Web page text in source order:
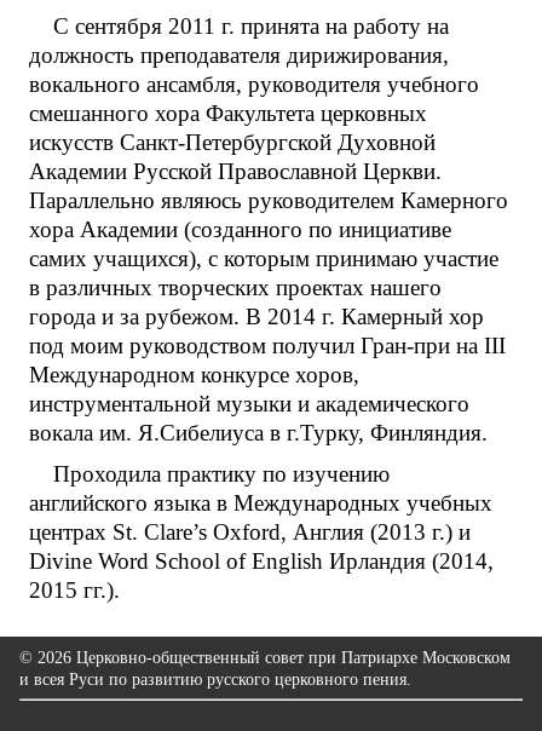
С сентября 2011 г. принята на работу на
должность преподавателя дирижирования,
вокального ансамбля, руководителя учебного
смешанного хора Факультета церковных
искусств Санкт-Петербургской Духовной
Академии Русской Православной Церкви.
Параллельно являюсь руководителем Камерного
хора Академии (созданного по инициативе
самих учащихся), с которым принимаю участие
в различных творческих проектах нашего
города и за рубежом. В 2014 г. Камерный хор
под моим руководством получил Гран-при на III
Международном конкурсе хоров,
инструментальной музыки и академического
вокала им. Я.Сибелиуса в г.Турку, Финляндия.
Проходила практику по изучению
английского языка в Международных учебных
центрах St. Clare’s Oxford, Англия (2013 г.) и
Divine Word School of English Ирландия (2014,
2015 гг.).
© 2026 Церковно-общественный совет при Патриархе Московском
и всея Руси по развитию русского церковного пения.